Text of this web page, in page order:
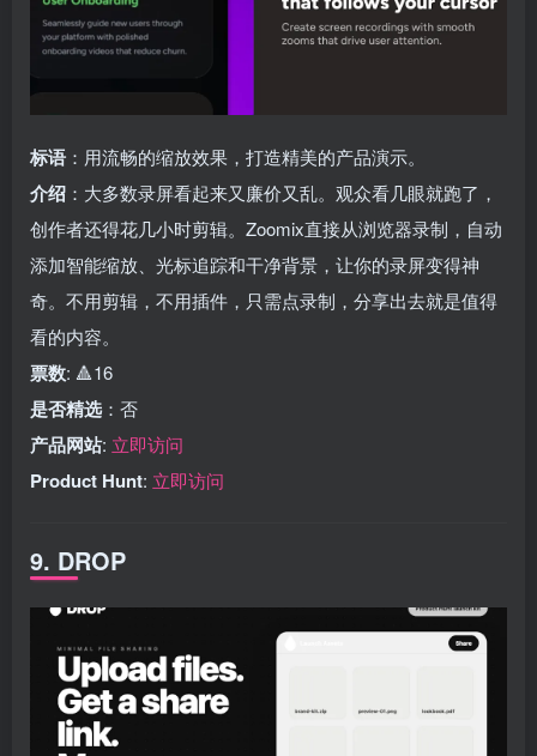
标语 ：用流畅的缩放效果，打造精美的产品演示。
介绍 ：大多数录屏看起来又廉价又乱。观众看几眼就跑了，
创作者还得花几小时剪辑。Zoomix直接从浏览器录制，自动
添加智能缩放、光标追踪和干净背景，让你的录屏变得神
奇。不用剪辑，不用插件，只需点录制，分享出去就是值得
看的内容。
票数: 🔺16
是否精选 ：否
产品网站: 立即访问
Product Hunt: 立即访问
9. DROP